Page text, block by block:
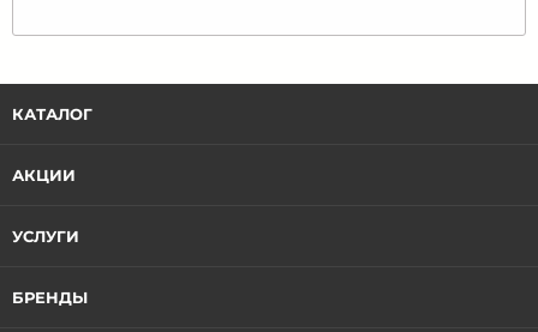
КАТАЛОГ
АКЦИИ
УСЛУГИ
БРЕНДЫ